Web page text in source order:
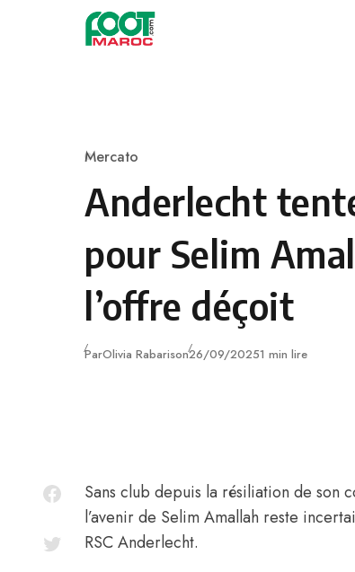
Skip to content
Category
Mercato
Anderlecht
pour Selim
l’offre déçoit
ParOlivia RabarisonPublié
26/09/20251 min lire
Sans club depuis la résiliation de son
l’avenir de Selim Amallah reste
RSC Anderlecht.